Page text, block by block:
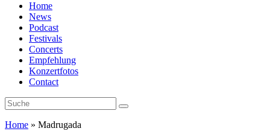
Home
News
Podcast
Festivals
Concerts
Empfehlung
Konzertfotos
Contact
Home » Madrugada